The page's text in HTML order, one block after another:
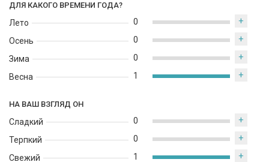
ДЛЯ КАКОГО ВРЕМЕНИ ГОДА?
Лето
Осень
Зима
Весна
0 +
0 +
0 +
1 +
НА ВАШ ВЗГЛЯД ОН
Сладкий
Терпкий
Свежий
0 +
0 +
1 +